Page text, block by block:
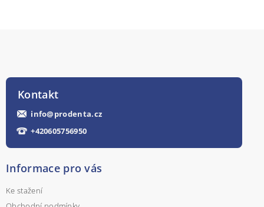
Kontakt
info@prodenta.cz
+420605756950
Informace pro vás
Ke stažení